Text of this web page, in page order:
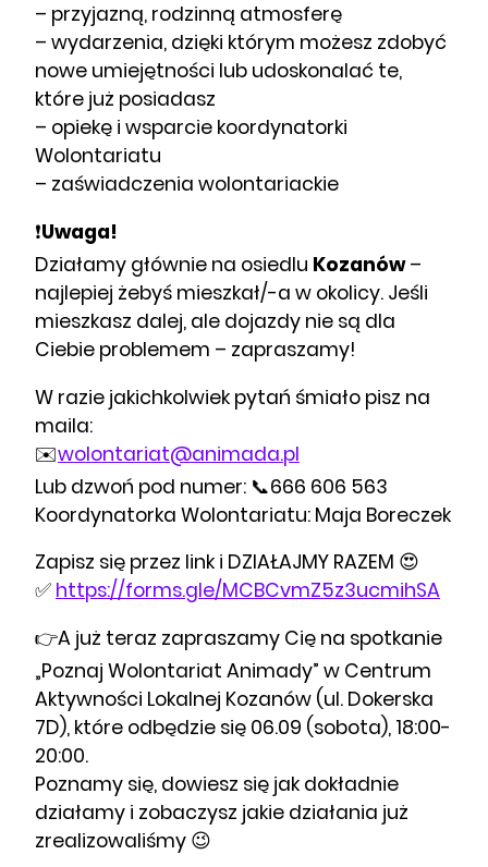
– przyjazną, rodzinną atmosferę
– wydarzenia, dzięki którym możesz zdobyć
nowe umiejętności lub udoskonalać te,
które już posiadasz
– opiekę i wsparcie koordynatorki
Wolontariatu
– zaświadczenia wolontariackie
❗️Uwaga!
Działamy głównie na osiedlu Kozanów–
najlepiej żebyś mieszkał/-a w okolicy. Jeśli
mieszkasz dalej, ale dojazdy nie są dla
Ciebie problemem – zapraszamy!
W razie jakichkolwiek pytań śmiało pisz na
maila:
✉️wolontariat@animada.pl
Lub dzwoń pod numer: 📞666 606 563
Koordynatorka Wolontariatu: Maja Boreczek
Zapisz się przez link i DZIAŁAJMY RAZEM 😍
✅ https://forms.gle/MCBCvmZ5z3ucmihSA
👉A już teraz zapraszamy Cię na spotkanie
„Poznaj Wolontariat Animady” w Centrum
Aktywności Lokalnej Kozanów (ul. Dokerska
7D), które odbędzie się 06.09 (sobota), 18:00-
20:00.
Poznamy się, dowiesz się jak dokładnie
działamy i zobaczysz jakie działania już
zrealizowaliśmy 😉